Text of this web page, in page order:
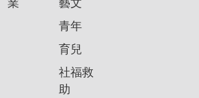
政
業
藝文
青年
育兒
社福救
助